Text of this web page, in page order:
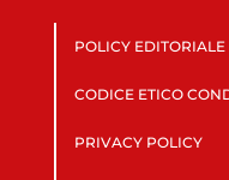
POLICY EDITORIALE
CODICE ETICO
PRIVACY POLICY